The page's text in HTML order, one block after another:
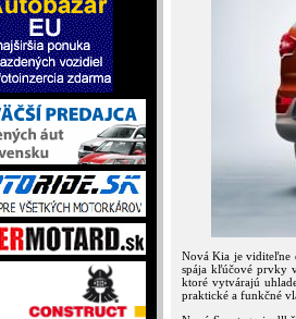
Nová Kia je viditeľne
spája kľúčové prvky
ktoré vytvárajú
praktické a funkčné